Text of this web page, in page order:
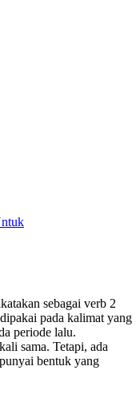
sebagai verb 2
pada kalimat yang
periode lalu.
sama. Tetapi, ada
bentuk yang